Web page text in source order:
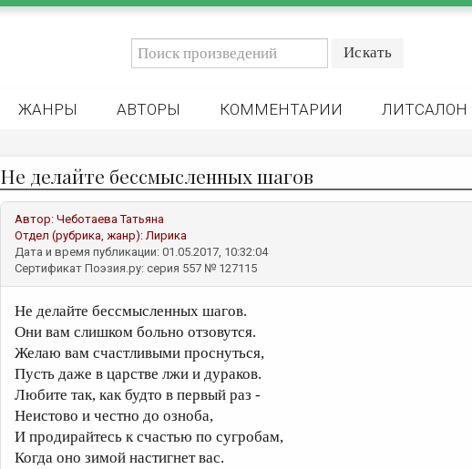
ЖАНРЫ АВТОРЫ КОММЕНТАРИИ ЛИТСАЛОН
Не делайте бессмысленных шагов
Автор: Чеботаева Татьяна
Отдел (рубрика, жанр):Лирика
Дата и время публикации: 01.05.2017, 10:32:04
Сертификат Поэзия.ру: серия 557 № 127115
Не делайте бессмысленных шагов.
Они вам слишком больно отзовутся.
Желаю вам счастливыми проснуться,
Пусть даже в царстве лжи и дураков.
Любите так, как будто в первый раз -
Неистово и честно до озноба,
И продирайтесь к счастью по сугробам,
Когда оно зимой настигнет вас.